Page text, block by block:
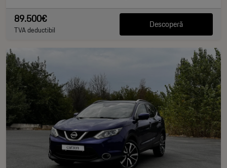
89.500€
TVA deductibil Descoperă